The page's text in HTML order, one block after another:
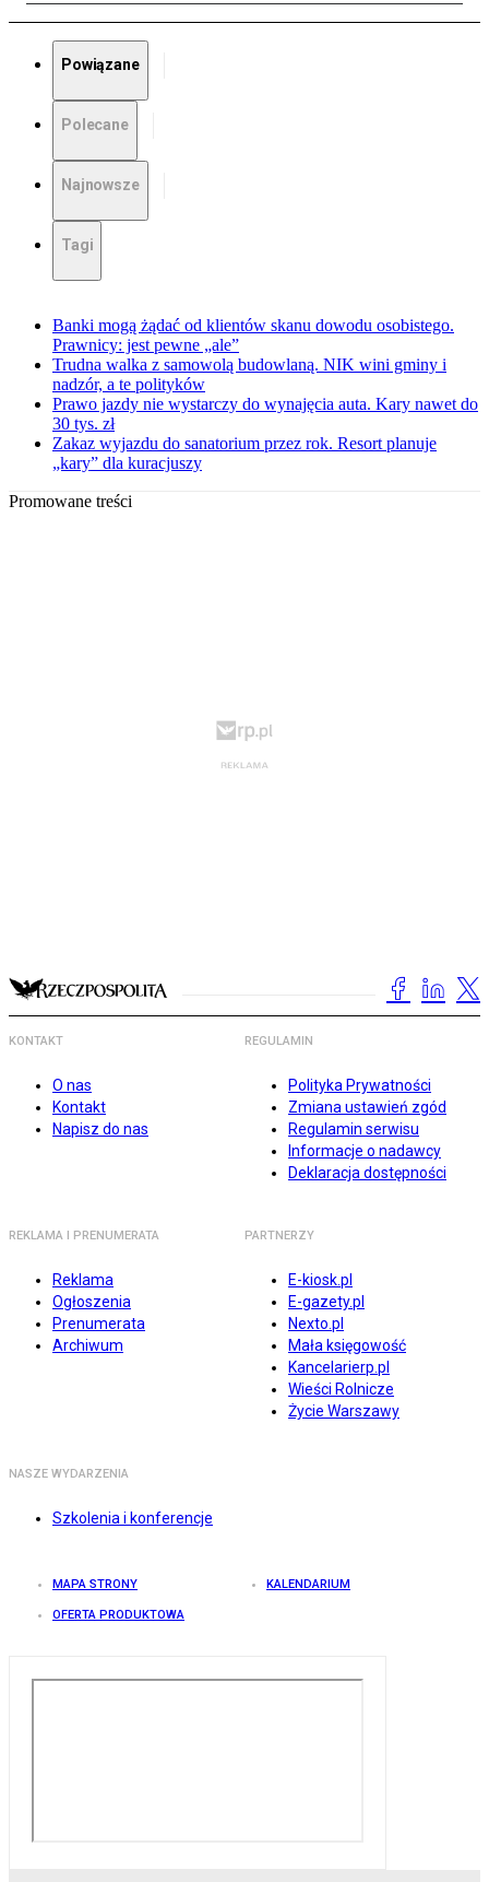
Powiązane
Polecane
Najnowsze
Tagi
Banki mogą żądać od klientów skanu dowodu osobistego.
Prawnicy: jest pewne „ale”
Trudna walka z samowolą budowlaną. NIK wini gminy i
nadzór, a te polityków
Prawo jazdy nie wystarczy do wynajęcia auta. Kary nawet do
30 tys. zł
Zakaz wyjazdu do sanatorium przez rok. Resort planuje
„kary” dla kuracjuszy
Promowane treści
KONTAKT
O nas
Kontakt
Napisz do nas
REGULAMIN
Polityka Prywatności
Zmiana ustawień zgód
Regulamin serwisu
Informacje o nadawcy
Deklaracja dostępności
REKLAMA I PRENUMERATA
Reklama
Ogłoszenia
Prenumerata
Archiwum
PARTNERZY
E-kiosk.pl
E-gazety.pl
Nexto.pl
Mała księgowość
Kancelarierp.pl
Wieści Rolnicze
Życie Warszawy
NASZE WYDARZENIA
Szkolenia i konferencje
MAPA STRONY KALENDARIUM
OFERTA PRODUKTOWA